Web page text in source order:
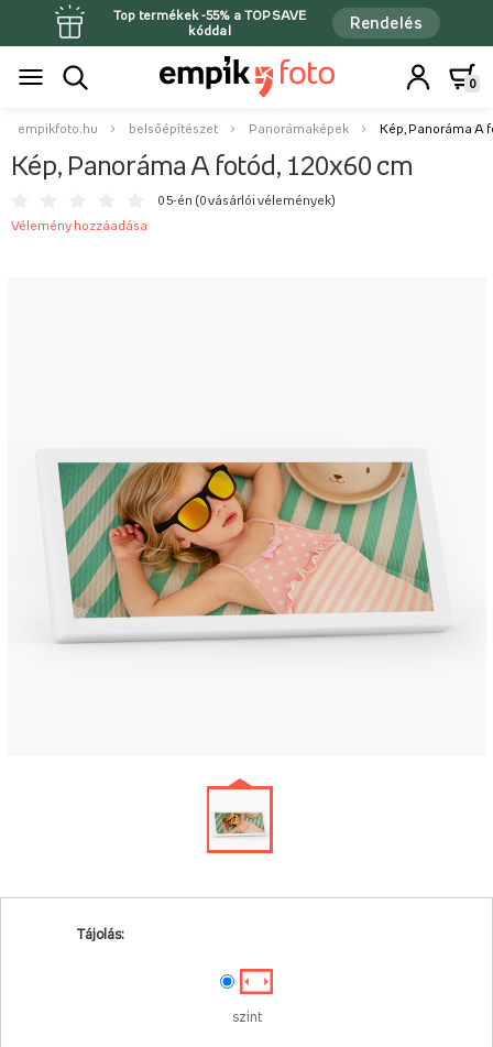
Top termékek -55% a TOPSAVE
kóddal
Rendelés
0
empikfoto.hu belsőépítészet Panorámaképek Kép, Panoráma A
Kép, Panoráma A fotód, 120x60 cm
0 5-én (0 vásárlói vélemények)
Vélemény hozzáadása
Tájolás:
szint